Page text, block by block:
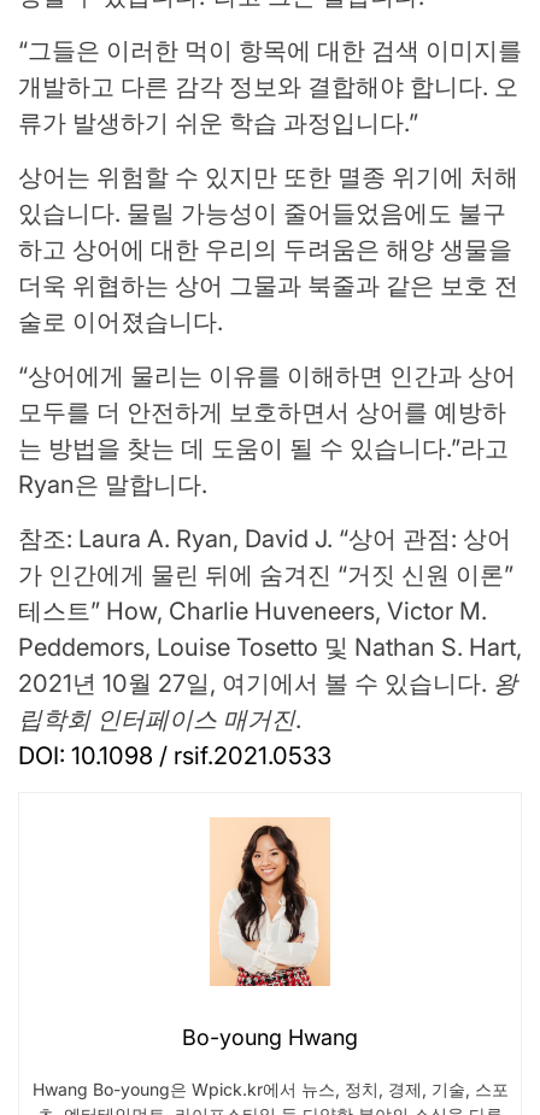
“그들은 이러한 먹이 항목에 대한 검색 이미지를
개발하고 다른 감각 정보와 결합해야 합니다. 오
류가 발생하기 쉬운 학습 과정입니다.”
상어는 위험할 수 있지만 또한 멸종 위기에 처해
있습니다. 물릴 가능성이 줄어들었음에도 불구
하고 상어에 대한 우리의 두려움은 해양 생물을
더욱 위협하는 상어 그물과 북줄과 같은 보호 전
술로 이어졌습니다.
“상어에게 물리는 이유를 이해하면 인간과 상어
모두를 더 안전하게 보호하면서 상어를 예방하
는 방법을 찾는 데 도움이 될 수 있습니다.”라고
Ryan은 말합니다.
참조: Laura A. Ryan, David J. “상어 관점: 상어
가 인간에게 물린 뒤에 숨겨진 “거짓 신원 이론”
테스트” How, Charlie Huveneers, Victor M.
Peddemors, Louise Tosetto 및 Nathan S. Hart,
2021년 10월 27일, 여기에서 볼 수 있습니다. 왕
립학회 인터페이스 매거진.
DOI: 10.1098 / rsif.2021.0533
Bo-young Hwang
Hwang Bo-young은 Wpick.kr에서 뉴스, 정치, 경제, 기술, 스포